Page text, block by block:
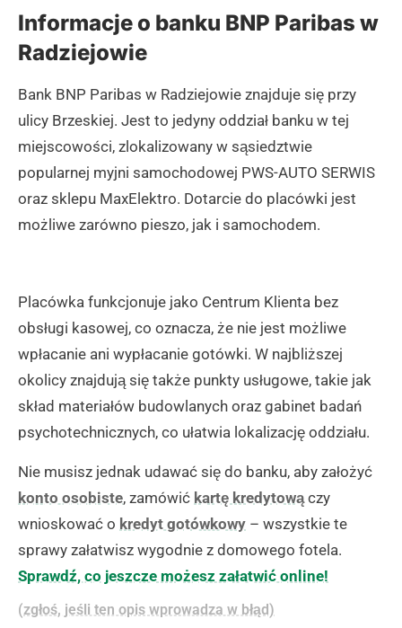
Informacje o banku BNP Paribas w
Radziejowie
Bank BNP Paribas w Radziejowie znajduje się przy
ulicy Brzeskiej. Jest to jedyny oddział banku w tej
miejscowości, zlokalizowany w sąsiedztwie
popularnej myjni samochodowej PWS-AUTO SERWIS
oraz sklepu MaxElektro. Dotarcie do placówki jest
możliwe zarówno pieszo, jak i samochodem.
Placówka funkcjonuje jako Centrum Klienta bez
obsługi kasowej, co oznacza, że nie jest możliwe
wpłacanie ani wypłacanie gotówki. W najbliższej
okolicy znajdują się także punkty usługowe, takie jak
skład materiałów budowlanych oraz gabinet badań
psychotechnicznych, co ułatwia lokalizację oddziału.
Nie musisz jednak udawać się do banku, aby założyć
konto osobiste, zamówić kartę kredytowączy
wnioskować o kredyt gotówkowy – wszystkie te
sprawy załatwisz wygodnie z domowego fotela.
Sprawdź, co jeszcze możesz załatwić online!
(zgłoś, jeśli ten opis wprowadza w błąd)